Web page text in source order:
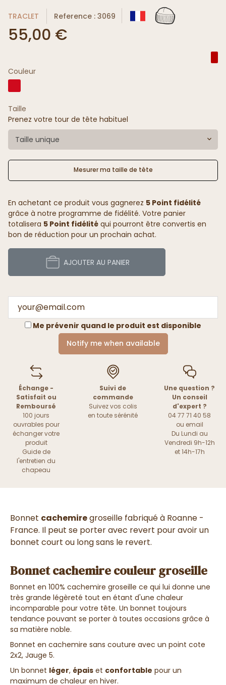
TRACLET Reference : 3069
55,00 €
Couleur
Taille
Prenez votre tour de tête habituel
Taille unique
Mesurer ma taille de tête
En achetant ce produit vous gagnerez 5 Point fidélité
grâce à notre programme de fidélité. Votre panier
totalisera 5 Point fidélité qui pourront être convertis en
bon de réduction pour un prochain achat.
AJOUTER AU PANIER
Me prévenir quand le produit est disponible
Notify me when available
Échange -
Satisfait ou
Remboursé
100 jours
ouvrables pour
échanger votre
produit
Guide de
l'entretien du
chapeau
Suivi de
commande
Suivez vos colis
en toute sérénité
Une question ?
Un conseil
d'expert ?
04 77 71 40 58
ou email
Du Lundi au
Vendredi 9h-12h
et 14h-17h
Bonnet cachemiregroseille fabriqué à Roanne -
France. Il peut se porter avec revert pour avoir un
bonnet court ou long sans le revert.
Bonnet cachemire couleur groseille
Bonnet en 100% cachemire groseille ce qui lui donne une
très grande légèreté tout en étant d'une chaleur
incomparable pour votre tête. Un bonnet toujours
tendance pouvant se porter à toutes occasions grâce à
sa matière noble.
Bonnet en cachemire sans couture avec un point cote
2x2, Jauge 5.
Un bonnet léger, épais et confortable pour un
maximum de chaleur en hiver.